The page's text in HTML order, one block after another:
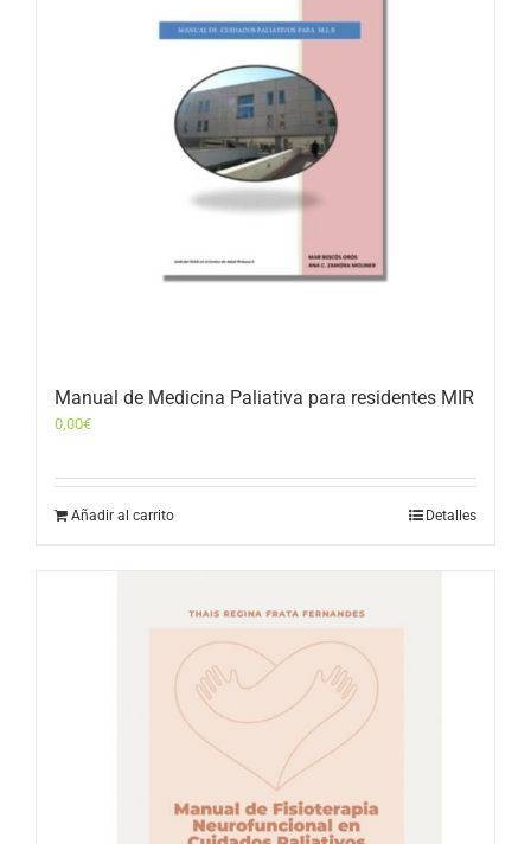
Manual de Medicina Paliativa para residentes MIR
0,00€
Añadir al carrito Detalles